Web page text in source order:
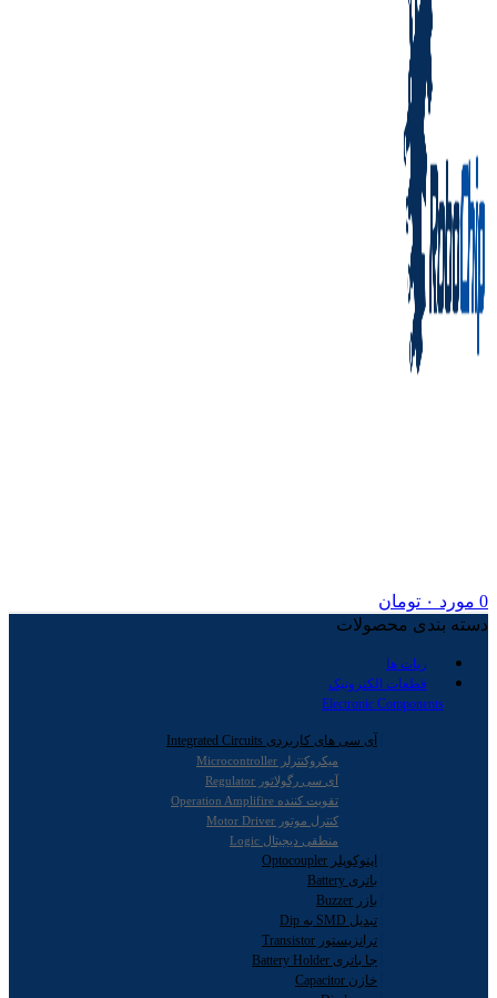
0 مورد ۰ تومان
دسته بندی محصولات
ربات ها
قطعات الکترونیک
Electronic Components
آی سی های کاربردی Integrated Circuits
میکروکنترلر Microcontroller
آی سی رگولاتور Regulator
تقویت کننده Operation Amplifire
کنترل موتور Motor Driver
منطقی دیجیتال Logic
اپتوکوپلر Optocoupler
باتری Battery
بازر Buzzer
تبدیل SMD به Dip
ترانزیستور Transistor
جا باتری Battery Holder
خازن Capacitor